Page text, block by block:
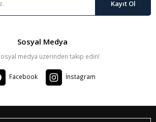
Kayıt Ol
Sosyal Medya
medya üzerinden takip edin!
Facebook İnstagram